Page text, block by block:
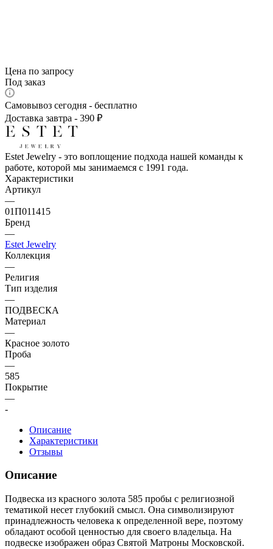
Цена по запросу
Под заказ
Самовывоз сегодня - бесплатно
Доставка завтра - 390 ₽
Estet Jewelry - это воплощение подхода нашей команды к
работе, которой мы занимаемся с 1991 года.
Характеристики
Артикул
—
01П011415
Бренд
—
Estet Jewelry
Коллекция
—
Религия
Тип изделия
—
ПОДВЕСКА
Материал
—
Красное золото
Проба
—
585
Покрытие
—
-
Описание
Характеристики
Отзывы
Описание
Подвеска из красного золота 585 пробы с религиозной
тематикой несет глубокий смысл. Она символизируют
принадлежность человека к определенной вере, поэтому
обладают особой ценностью для своего владельца. На
подвеске изображен образ Святой Матроны Московской.